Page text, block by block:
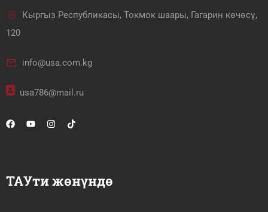
Кыргыз Республикасы, Токмок шаары, Гагарин көчөсү,
120
info@usa.com.kg
usa786@mail.ru
ТАУти жөнүндө